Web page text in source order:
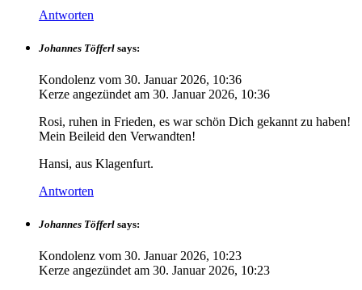
Antworten
Johannes Töfferl says:
Kondolenz vom 30. Januar 2026, 10:36
Kerze angezündet am 30. Januar 2026, 10:36
Rosi, ruhen in Frieden, es war schön Dich gekannt zu haben!
Mein Beileid den Verwandten!
Hansi, aus Klagenfurt.
Antworten
Johannes Töfferl says:
Kondolenz vom 30. Januar 2026, 10:23
Kerze angezündet am 30. Januar 2026, 10:23